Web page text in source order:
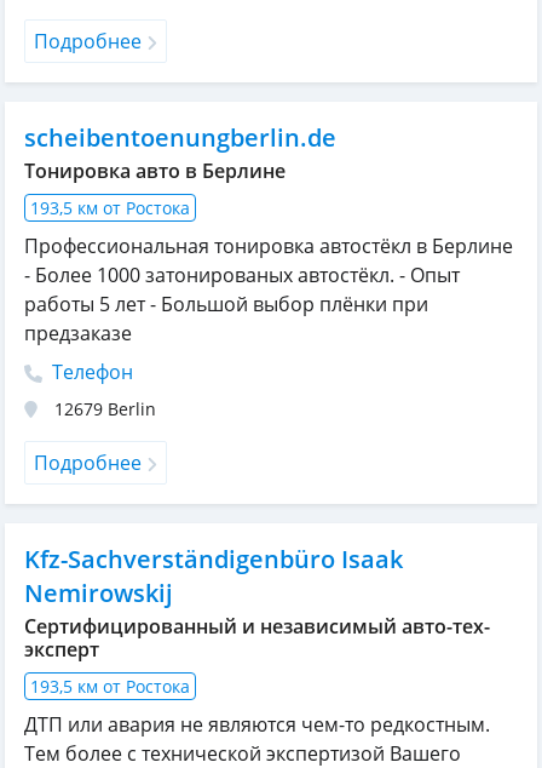
Подробнее
scheibentoenungberlin.de
Тонировка авто в Берлине
193,5 км от Ростока
Профессиональная тонировка автостёкл в Берлине
- Более 1000 затонированых автостёкл. - Опыт
работы 5 лет - Большой выбор плёнки при
предзаказе
Телефон
12679 Berlin
Подробнее
Kfz-Sachverständigenbüro Isaak
Nemirowskij
Сертифицированный и независимый авто-тех-
эксперт
193,5 км от Ростока
ДТП или авария не являются чем-то редкостным.
Тем более с технической экспертизой Вашего